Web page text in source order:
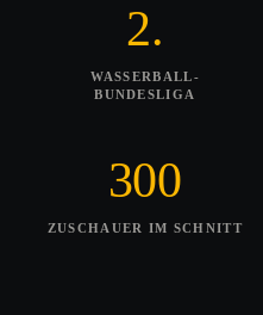
2.
WASSERBALL-
BUNDESLIGA
300
ZUSCHAUER IM SCHNITT